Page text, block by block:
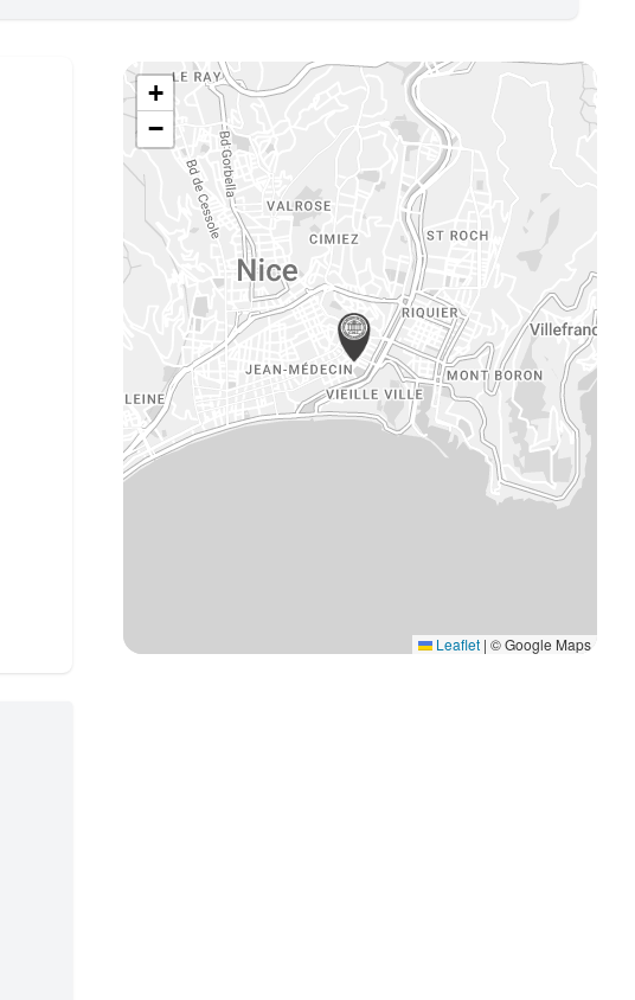
l'activité de Syndic
belles demeures, châteaux et traits de côte
+
−
Leaflet | © Google Maps